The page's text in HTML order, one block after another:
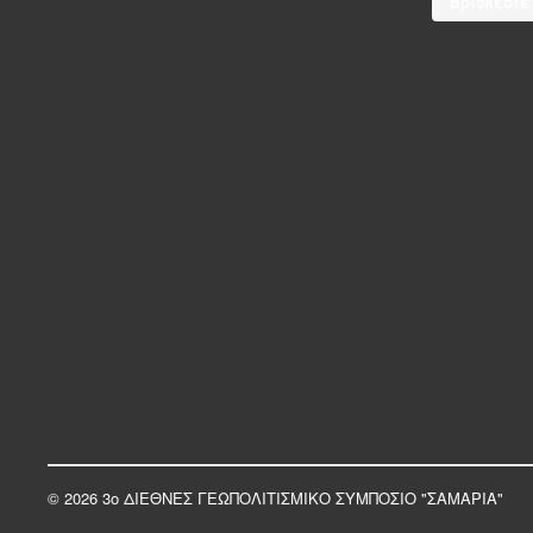
© 2026 3ο ΔΙΕΘΝΕΣ ΓΕΩΠΟΛΙΤΙΣΜΙΚΟ ΣΥΜΠΟΣΙΟ "ΣΑΜΑΡΙΑ"